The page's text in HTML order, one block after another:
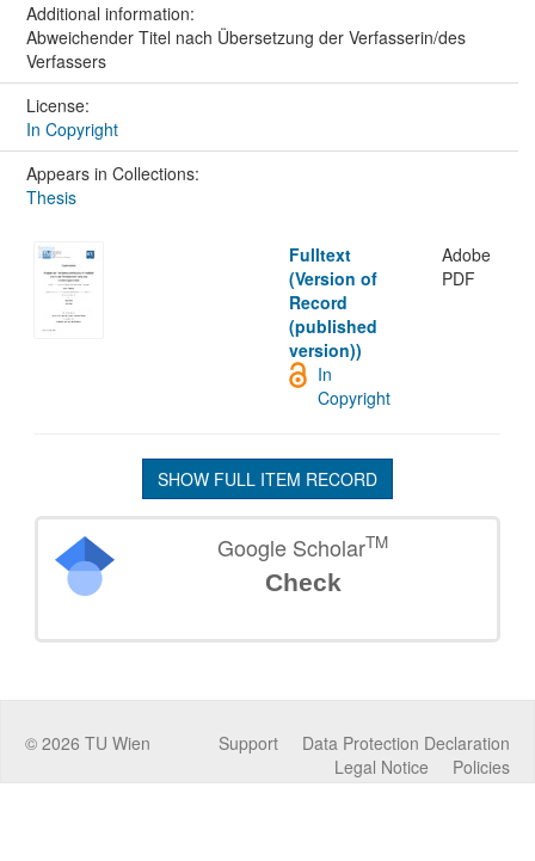
Additional information:
Abweichender Titel nach Übersetzung der Verfasserin/des
Verfassers
License:
In Copyright
Appears in Collections:
Thesis
Fulltext
(Version of
Record
(published
version))
Adobe
PDF
In
Copyright
SHOW FULL ITEM RECORD
Google ScholarTM
Check
© 2026 TU Wien Data Protection Declaration
Support
Policies
Legal Notice